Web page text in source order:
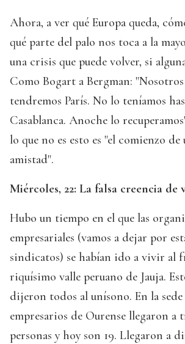
Ahora, a ver qué Europa queda,
qué parte del palo nos toca a la
una crisis que puede volver, si
Como Bogart a Bergman:
tendremos París. No lo teníamos
Casablanca. Anoche lo
lo que no es esto es "el comienzo de
amistad".
Miércoles, 22: La falsa creencia de
Hubo un tiempo en el que las
empresariales (vamos a dejar por
sindicatos) se habían ido a vivir al
riquísimo valle peruano de Jauja.
dijeron todos al unísono. En la sede
empresarios de Ourense llegaron a
personas y hoy son 19. Llegaron a